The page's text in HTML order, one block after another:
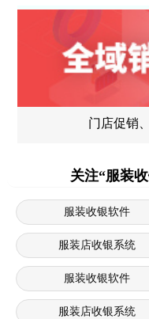
门店促销
关注“服装
服装收银软件
服装店收银系统
服装收银软件
服装店收银系统